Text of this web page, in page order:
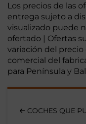
Los precios de las
entrega sujeto a
visualizado puede
ofertado | Ofertas
variación del
comercial del
para Península y
COCHES QUE